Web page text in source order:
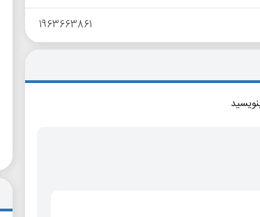
1963663861